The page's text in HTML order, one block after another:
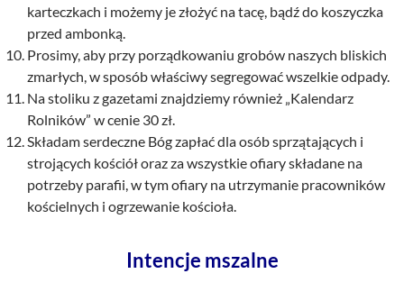
karteczkach i możemy je złożyć na tacę, bądź do koszyczka
przed ambonką.
Prosimy, aby przy porządkowaniu grobów naszych bliskich
zmarłych, w sposób właściwy segregować wszelkie odpady.
Na stoliku z gazetami znajdziemy również „Kalendarz
Rolników” w cenie 30 zł.
Składam serdeczne Bóg zapłać dla osób sprzątających i
strojących kościół oraz za wszystkie ofiary składane na
potrzeby parafii, w tym ofiary na utrzymanie pracowników
kościelnych i ogrzewanie kościoła.
Intencje mszalne